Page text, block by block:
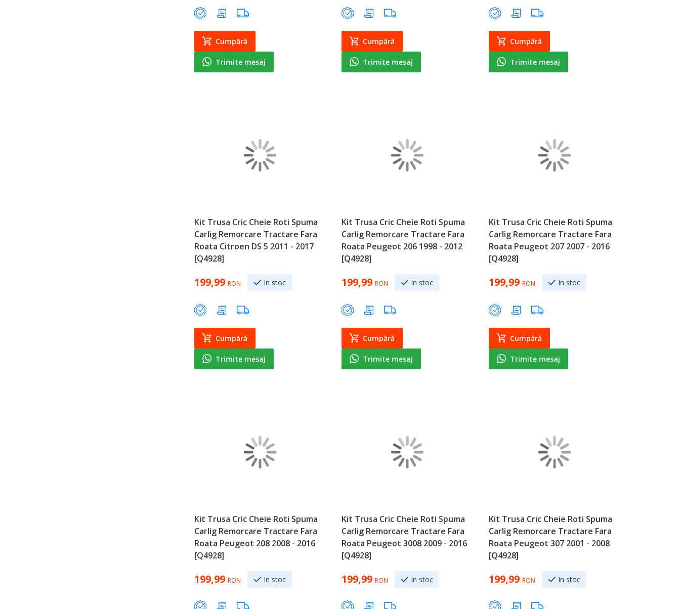
Cumpără
Trimite mesaj
Cumpără
Trimite mesaj
Cumpără
Trimite mesaj
Kit Trusa Cric Cheie Roti Spuma
Carlig Remorcare Tractare Fara
Roata Citroen DS 5 2011 - 2017
[Q4928]
199,99 RON In stoc
Cumpără
Trimite mesaj
Kit Trusa Cric Cheie Roti Spuma
Carlig Remorcare Tractare Fara
Roata Peugeot 206 1998 - 2012
[Q4928]
199,99 RON In stoc
Cumpără
Trimite mesaj
Kit Trusa Cric Cheie Roti Spuma
Carlig Remorcare Tractare Fara
Roata Peugeot 207 2007 - 2016
[Q4928]
199,99 RON In stoc
Cumpără
Trimite mesaj
Kit Trusa Cric Cheie Roti Spuma
Carlig Remorcare Tractare Fara
Roata Peugeot 208 2008 - 2016
[Q4928]
199,99 RON In stoc
Kit Trusa Cric Cheie Roti Spuma
Carlig Remorcare Tractare Fara
Roata Peugeot 3008 2009 - 2016
[Q4928]
199,99 RON In stoc
Kit Trusa Cric Cheie Roti Spuma
Carlig Remorcare Tractare Fara
Roata Peugeot 307 2001 - 2008
[Q4928]
199,99 RON In stoc